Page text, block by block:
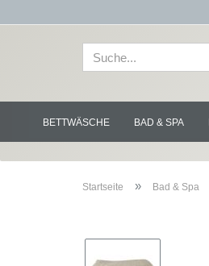
BETTWÄSCHE BAD & SPA
Startseite » Bad & Spa